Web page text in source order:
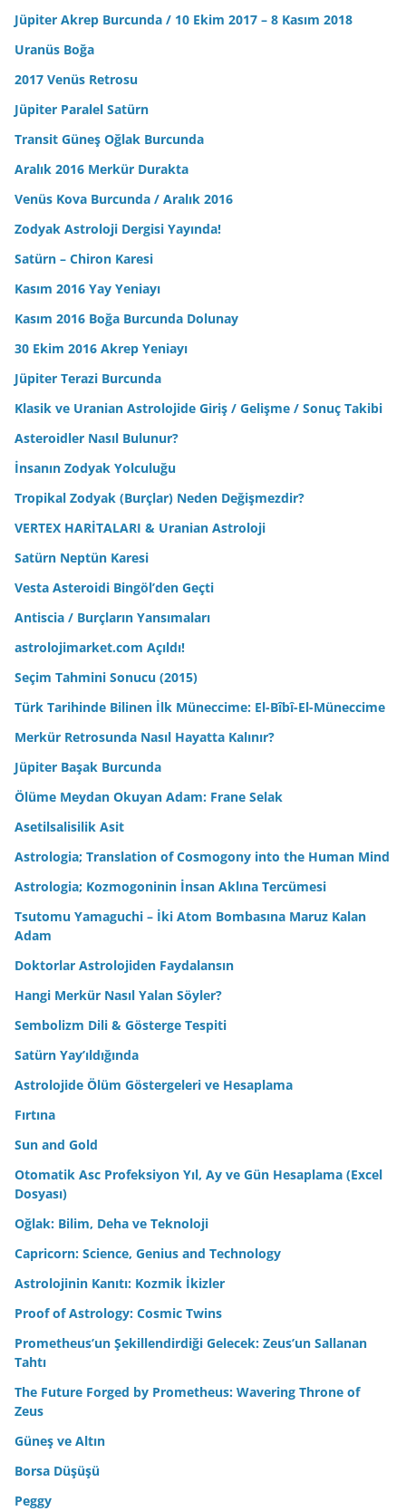
Jüpiter Akrep Burcunda / 10 Ekim 2017 – 8 Kasım 2018
Uranüs Boğa
2017 Venüs Retrosu
Jüpiter Paralel Satürn
Transit Güneş Oğlak Burcunda
Aralık 2016 Merkür Durakta
Venüs Kova Burcunda / Aralık 2016
Zodyak Astroloji Dergisi Yayında!
Satürn – Chiron Karesi
Kasım 2016 Yay Yeniayı
Kasım 2016 Boğa Burcunda Dolunay
30 Ekim 2016 Akrep Yeniayı
Jüpiter Terazi Burcunda
Klasik ve Uranian Astrolojide Giriş / Gelişme / Sonuç Takibi
Asteroidler Nasıl Bulunur?
İnsanın Zodyak Yolculuğu
Tropikal Zodyak (Burçlar) Neden Değişmezdir?
VERTEX HARİTALARI & Uranian Astroloji
Satürn Neptün Karesi
Vesta Asteroidi Bingöl’den Geçti
Antiscia / Burçların Yansımaları
astrolojimarket.com Açıldı!
Seçim Tahmini Sonucu (2015)
Türk Tarihinde Bilinen İlk Müneccime: El-Bîbî-El-Müneccime
Merkür Retrosunda Nasıl Hayatta Kalınır?
Jüpiter Başak Burcunda
Ölüme Meydan Okuyan Adam: Frane Selak
Asetilsalisilik Asit
Astrologia; Translation of Cosmogony into the Human Mind
Astrologia; Kozmogoninin İnsan Aklına Tercümesi
Tsutomu Yamaguchi – İki Atom Bombasına Maruz Kalan
Adam
Doktorlar Astrolojiden Faydalansın
Hangi Merkür Nasıl Yalan Söyler?
Sembolizm Dili & Gösterge Tespiti
Satürn Yay’ıldığında
Astrolojide Ölüm Göstergeleri ve Hesaplama
Fırtına
Sun and Gold
Otomatik Asc Profeksiyon Yıl, Ay ve Gün Hesaplama (Excel
Dosyası)
Oğlak: Bilim, Deha ve Teknoloji
Capricorn: Science, Genius and Technology
Astrolojinin Kanıtı: Kozmik İkizler
Proof of Astrology: Cosmic Twins
Prometheus’un Şekillendirdiği Gelecek: Zeus’un Sallanan
Tahtı
The Future Forged by Prometheus: Wavering Throne of
Zeus
Güneş ve Altın
Borsa Düşüşü
Peggy